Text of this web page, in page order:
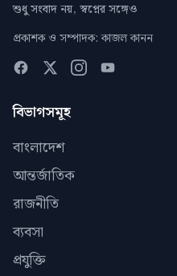
শুধু সংবাদ নয়, স্বপ্নের সঙ্গেও
প্রকাশক ও সম্পাদক: কাজল কানন
বিভাগসমূহ
বাংলাদেশ
আন্তর্জাতিক
রাজনীতি
ব্যবসা
প্রযুক্তি